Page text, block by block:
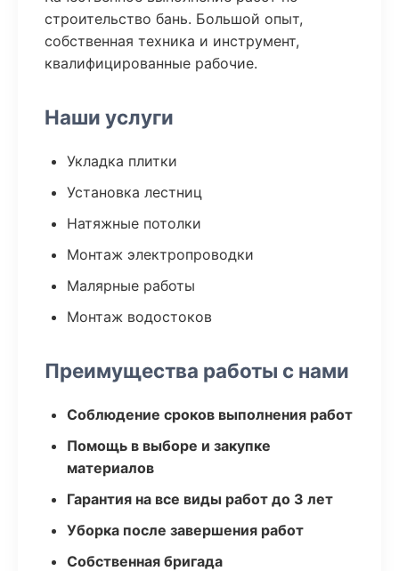
строительство бань. Большой опыт,
собственная техника и инструмент,
квалифицированные рабочие.
Наши услуги
Укладка плитки
Установка лестниц
Натяжные потолки
Монтаж электропроводки
Малярные работы
Монтаж водостоков
Преимущества работы с нами
Соблюдение сроков выполнения работ
Помощь в выборе и закупке
материалов
Гарантия на все виды работ до 3 лет
Уборка после завершения работ
Собственная бригада